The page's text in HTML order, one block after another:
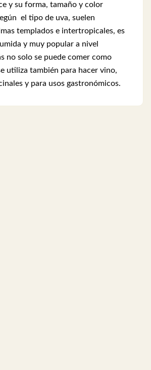
y su forma, tamaño y color
el tipo de uva, suelen
templados e intertropicales, es
y muy popular a nivel
no solo se puede comer como
utiliza también para hacer vino,
y para usos gastronómicos.